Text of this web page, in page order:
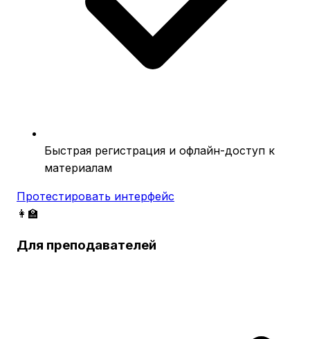
Быстрая регистрация и офлайн-доступ к
материалам
Протестировать интерфейс
👩‍🏫
Для преподавателей